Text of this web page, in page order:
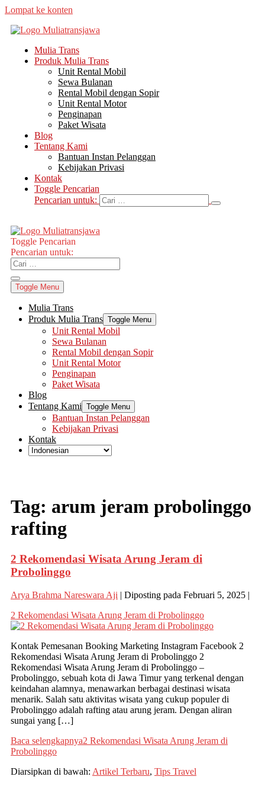
Lompat ke konten
Mulia Trans
Produk Mulia Trans
Unit Rental Mobil
Sewa Bulanan
Rental Mobil dengan Sopir
Unit Rental Motor
Penginapan
Paket Wisata
Blog
Tentang Kami
Bantuan Instan Pelanggan
Kebijakan Privasi
Kontak
Toggle Pencarian
Pencarian untuk:
Toggle Pencarian
Pencarian untuk:
Toggle Menu
Mulia Trans
Produk Mulia Trans Toggle Menu
Unit Rental Mobil
Sewa Bulanan
Rental Mobil dengan Sopir
Unit Rental Motor
Penginapan
Paket Wisata
Blog
Tentang Kami Toggle Menu
Bantuan Instan Pelanggan
Kebijakan Privasi
Kontak
Tag: arum jeram probolinggo
rafting
2 Rekomendasi Wisata Arung Jeram di
Probolinggo
Arya Brahma Nareswara Aji | Diposting pada Februari 5, 2025 |
2 Rekomendasi Wisata Arung Jeram di Probolinggo
Kontak Pemesanan Booking Marketing Instagram Facebook 2
Rekomendasi Wisata Arung Jeram di Probolinggo 2
Rekomendasi Wisata Arung Jeram di Probolinggo –
Probolinggo, sebuah kota di Jawa Timur yang terkenal dengan
keindahan alamnya, menawarkan berbagai destinasi wisata
menarik. Salah satu aktivitas wisata yang cukup populer di
Probolinggo adalah rafting atau arung jeram. Dengan aliran
sungai yang […]
Baca selengkapnya2 Rekomendasi Wisata Arung Jeram di
Probolinggo
Diarsipkan di bawah: Artikel Terbaru, Tips Travel